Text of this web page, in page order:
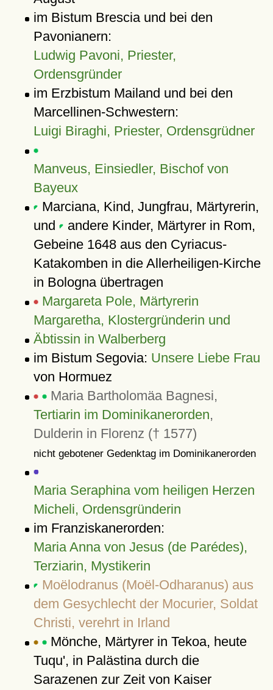
im Bistum Brescia und bei den
Pavonianern:
Ludwig Pavoni, Priester,
Ordensgründer
im Erzbistum Mailand und bei den
Marcellinen-Schwestern:
Luigi Biraghi, Priester, Ordensgrüdner
Manveus, Einsiedler, Bischof von
Bayeux
Marciana, Kind, Jungfrau, Märtyrerin,
und
andere Kinder, Märtyrer in Rom,
Gebeine 1648 aus den Cyriacus-
Katakomben in die Allerheiligen-Kirche
in Bologna übertragen
Margareta Pole, Märtyrerin
Margaretha, Klostergründerin und
Äbtissin in Walberberg
im Bistum Segovia: Unsere Liebe Frau
von Hormuez
Maria Bartholomäa Bagnesi,
Tertiarin im Dominikanerorden,
Dulderin in Florenz († 1577)
nicht gebotener Gedenktag im Dominikanerorden
Maria Seraphina vom heiligen Herzen
Micheli, Ordensgründerin
im Franziskanerorden:
Maria Anna von Jesus (de Parédes),
Terziarin, Mystikerin
Moëlodranus (Moël-Odharanus) aus
dem Gesychlecht der Mocurier, Soldat
Christi, verehrt in Irland
Mönche, Märtyrer in Tekoa, heute
Tuqu', in Palästina durch die
Sarazenen zur Zeit von Kaiser